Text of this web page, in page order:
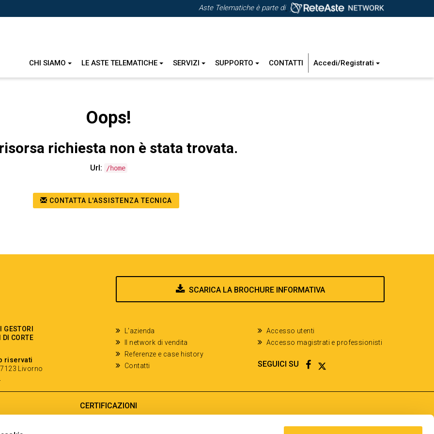
Aste Telematiche è parte di
CHI SIAMO LE ASTE TELEMATICHE SERVIZI SUPPORTO CONTATTI Accedi/Registrati
Oops!
richiesta non è stata trovata.
Url: /home
CONTATTA L'ASSISTENZA TECNICA
SCARICA LA BROCHURE INFORMATIVA
DI CORTE
riservati
Livorno
L'azienda
Il network di vendita
Referenze e case history
Contatti
Accesso utenti
Accesso magistrati e professionisti
SEGUICI SU FACEBOOK
TWITTER
CERTIFICAZIONI